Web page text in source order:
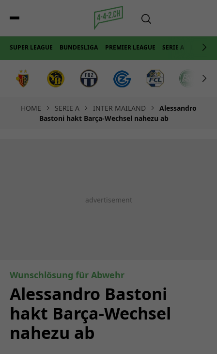
SUPER LEAGUE BUNDESLIGA PREMIER LEAGUE SERIE A LA LIGA
HOME SERIE A INTER MAILAND
Alessandro
Bastoni hakt Barça-Wechsel nahezu ab
Wunschlösung für Abwehr
Alessandro Bastoni
hakt Barça-Wechsel
nahezu ab